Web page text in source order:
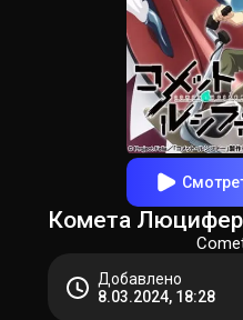
Комета
Добавлено
8.03.2024, 18:28